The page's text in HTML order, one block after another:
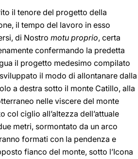
il tenore del progetto della
il tempo del lavoro in esso
di Nostro motu proprio, certa
confermando la predetta
il progetto medesimo compilato
il modo di allontanare dalla
a destra sotto il monte Catillo, alla
nelle viscere del monte
col ciglio all’altezza dell’attuale
metri, sormontato da un arco
formati con la pendenza e
fianco del monte, sotto l’Icona